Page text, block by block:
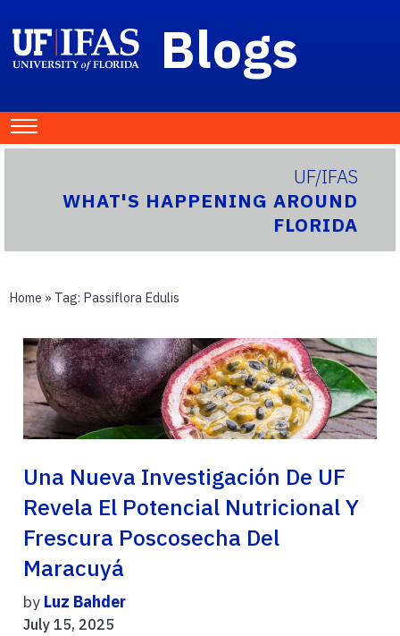
Blogs
UF/IFAS
WHAT'S HAPPENING AROUND
FLORIDA
Home » Tag: Passiflora Edulis
Una Nueva Investigación De UF
Revela El Potencial Nutricional Y
Frescura Poscosecha Del
Maracuyá
by Luz Bahder
July 15, 2025